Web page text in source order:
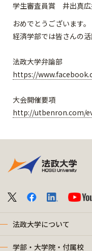
学生審査員賞 井出真広
おめでとうございます。
経済学部では皆さんの活
法政大学弁論部
https://
大会開催要項
http://utbenron.com/
法政大学について
学部・大学院・付属校